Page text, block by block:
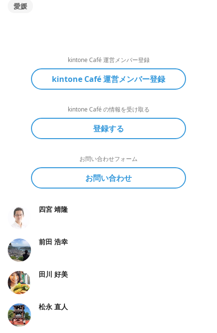
愛媛
kintone Café 運営メンバー登録
kintone Café 運営メンバー登録
kintone Café の情報を受け取る
登録する
お問い合わせフォーム
お問い合わせ
四宮 靖隆
前田 浩幸
田川 好美
松永 直人